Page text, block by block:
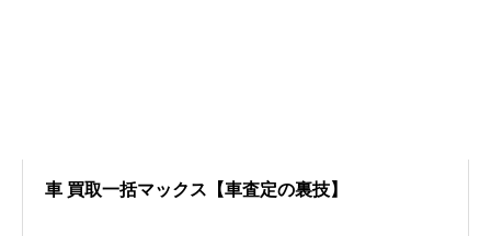
車 買取一括マックス【車査定の裏技】